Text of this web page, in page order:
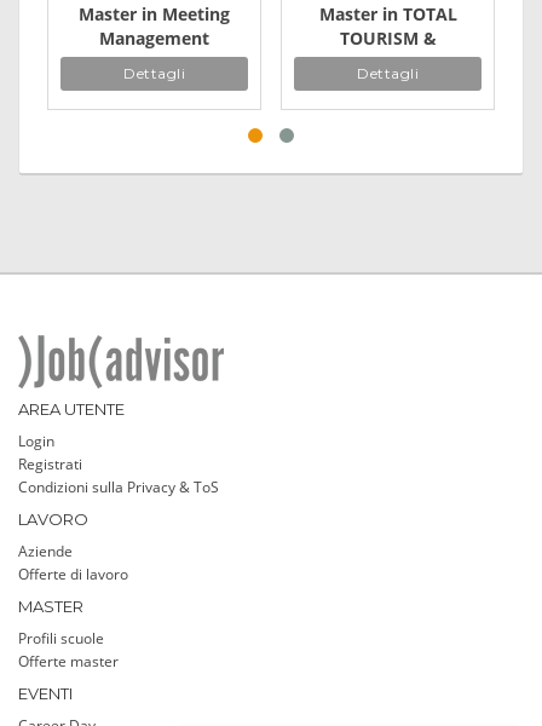
Master in Meeting
Management
Dettagli
Master in TOTAL
TOURISM &
Hospitality
Management
Dettagli
AREA UTENTE
Login
Registrati
Condizioni sulla Privacy & ToS
LAVORO
Aziende
Offerte di lavoro
MASTER
Profili scuole
Offerte master
EVENTI